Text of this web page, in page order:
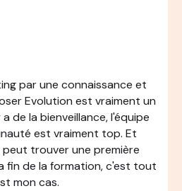
par une connaissance et
Evolution est vraiment un
de la bienveillance, l'équipe
est vraiment top. Et
trouver une première
fin de la formation, c'est tout
mon cas.